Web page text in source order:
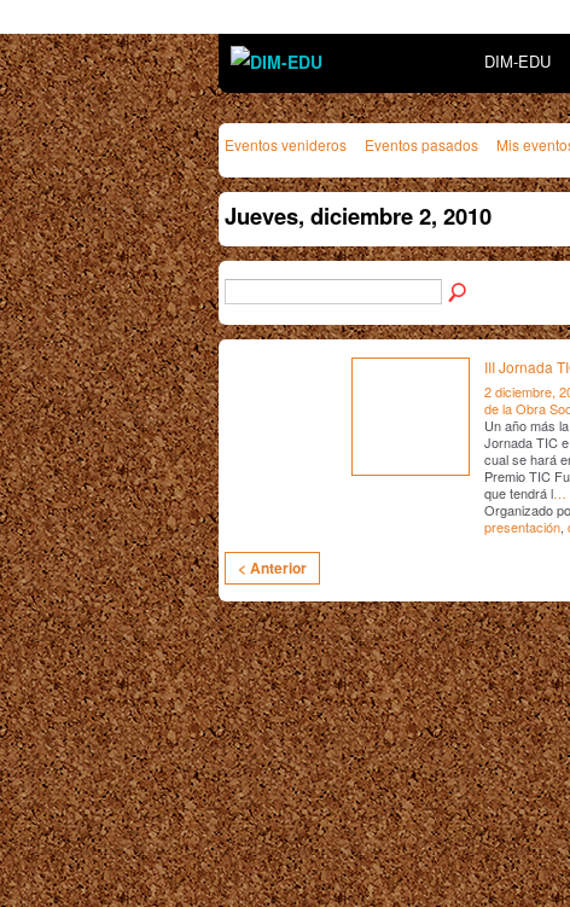
DIM-EDU
Eventos venideros Eventos pasados Mis
Jueves, diciembre 2, 2010
III Jornada
2 diciembre,
de la Obra
Un año más
Jornada TIC
cual se hará
Premio TIC
que tendrá l …
Organizado
presentación,
< Anterior